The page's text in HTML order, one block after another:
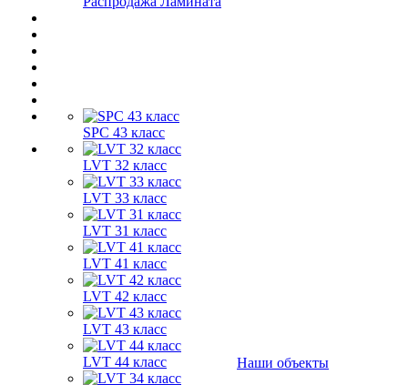
SPC 43 класс
LVT 32 класс
LVT 33 класс
LVT 31 класс
LVT 41 класс
LVT 42 класс
LVT 43 класс
LVT 44 класс
Наши объекты